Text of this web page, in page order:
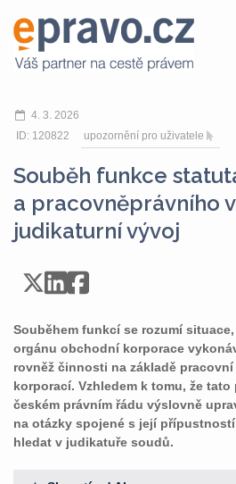
4. 3. 2026
ID: 120822
upozornění pro uživatele
Souběh funkce
a pracovněprávního
judikaturní vývoj
Souběhem funkcí se rozumí
orgánu obchodní korporace
rovněž činnosti na základě
korporací. Vzhledem k tomu, že
českém právním řádu výslovně
na otázky spojené s její
hledat v judikatuře soudů.